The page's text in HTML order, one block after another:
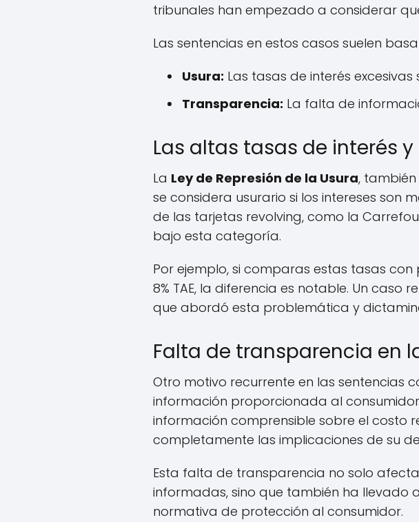
tribunales han empezado a considerar
Las sentencias en estos casos suelen
Usura: Las tasas de interés
Transparencia: La falta de
Las altas tasas de interés
La Ley de Represión de la Usura,
se considera usurario si los intereses son
de las tarjetas revolving, como la
bajo esta categoría.
Por ejemplo, si comparas estas tasas
8% TAE, la diferencia es notable. Un caso
que abordó esta problemática y
Falta de transparencia en
Otro motivo recurrente en las sentencias
información proporcionada al
información comprensible sobre el costo
completamente las implicaciones de su
Esta falta de transparencia no solo
informadas, sino que también ha llevado
normativa de protección al consumidor.